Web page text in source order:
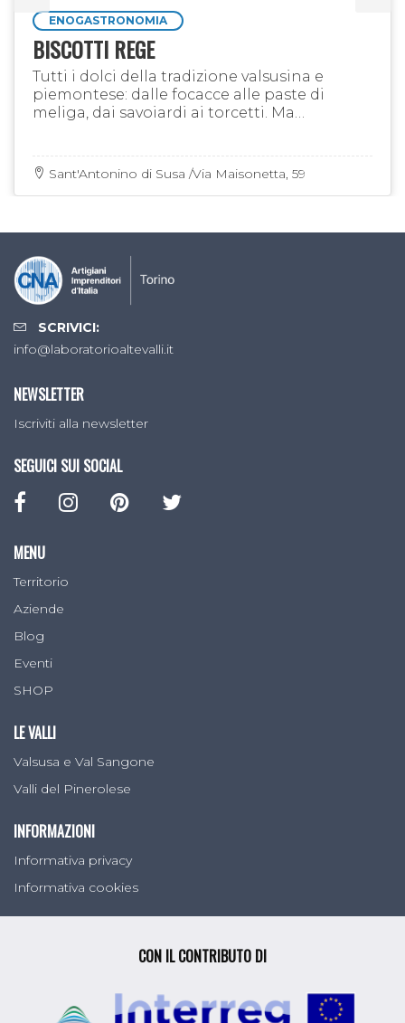
ENOGASTRONOMIA
BISCOTTI REGE
Tutti i dolci della tradizione valsusina e
piemontese: dalle focacce alle paste di
meliga, dai savoiardi ai torcetti. Ma
Sant'Antonino di Susa /Via Maisonetta, 59
SCRIVICI:
info@laboratorioaltevalli.it
NEWSLETTER
Iscriviti alla newsletter
SEGUICI SUI SOCIAL
MENU
Territorio
Aziende
Blog
Eventi
SHOP
LE VALLI
Valsusa e Val Sangone
Valli del Pinerolese
INFORMAZIONI
Informativa privacy
Informativa cookies
CON IL CONTRIBUTO DI